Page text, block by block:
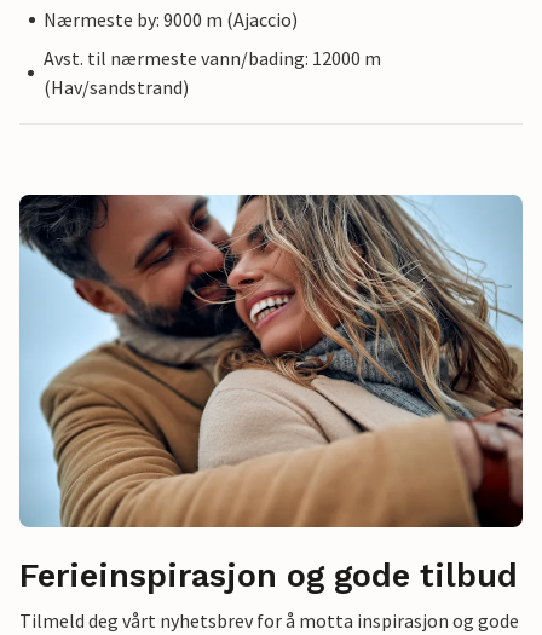
Nærmeste by: 9000 m (Ajaccio)
Avst. til nærmeste vann/bading: 12000 m
(Hav/sandstrand)
Ferieinspirasjon og gode tilbud
Tilmeld deg vårt nyhetsbrev for å motta inspirasjon og gode